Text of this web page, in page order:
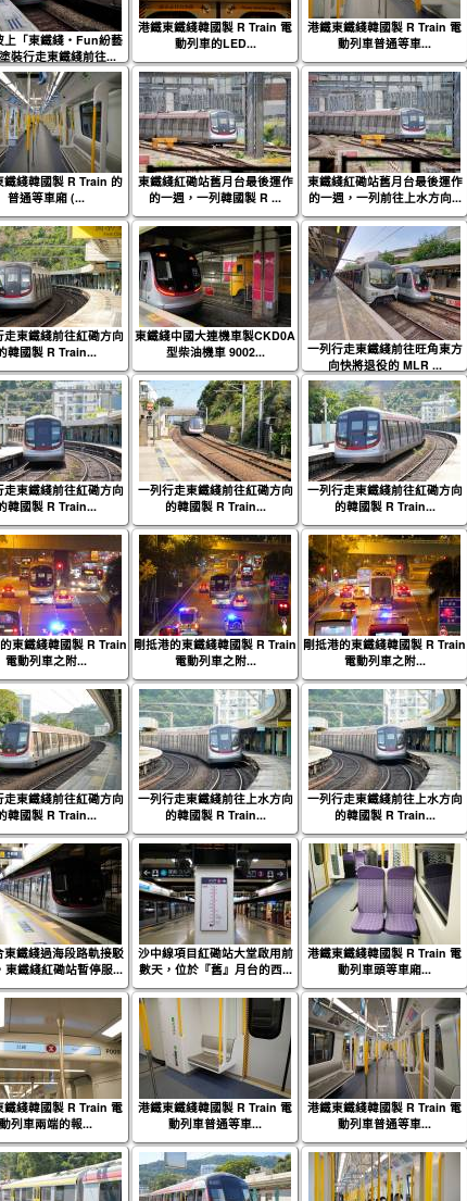
上「東鐵綫‧Fun紛藝
裝行走東鐵綫前往...
港鐵東鐵綫韓國製 R Train 電
動列車的LED...
港鐵東鐵綫韓國製 R Train 電
動列車普通等車...
鐵綫韓國製 R Train 的
普通等車廂 (...
東鐵綫紅磡站舊月台最後運作
的一週，一列韓國製 R ...
東鐵綫紅磡站舊月台最後運作
的一週，一列前往上水方向...
走東鐵綫前往紅磡方向
韓國製 R Train...
東鐵綫中國大連機車製CKD0A
型柴油機車 9002...
一列行走東鐵綫前往旺角東方
向快將退役的 MLR ...
走東鐵綫前往紅磡方向
韓國製 R Train...
一列行走東鐵綫前往紅磡方向
的韓國製 R Train...
一列行走東鐵綫前往紅磡方向
的韓國製 R Train...
東鐵綫韓國製 R Train
電動列車之附...
剛抵港的東鐵綫韓國製 R Train
電動列車之附...
剛抵港的東鐵綫韓國製 R Train
電動列車之附...
走東鐵綫前往紅磡方向
韓國製 R Train...
一列行走東鐵綫前往上水方向
的韓國製 R Train...
一列行走東鐵綫前往上水方向
的韓國製 R Train...
東鐵綫過海段路軌接駁
東鐵綫紅磡站暫停服...
沙中線項目紅磡站大堂啟用前
數天，位於『舊』月台的西...
港鐵東鐵綫韓國製 R Train 電
動列車頭等車廂...
鐵綫韓國製 R Train 電
動列車兩端的報...
港鐵東鐵綫韓國製 R Train 電
動列車普通等車...
港鐵東鐵綫韓國製 R Train 電
動列車普通等車...